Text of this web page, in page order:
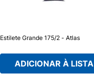
Estilete Grande 175/2 - Atlas
ADICIONAR À LISTA